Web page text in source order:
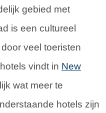
gebied met
is een cultureel
veel toeristen
vindt in New
wat meer te
hotels zijn